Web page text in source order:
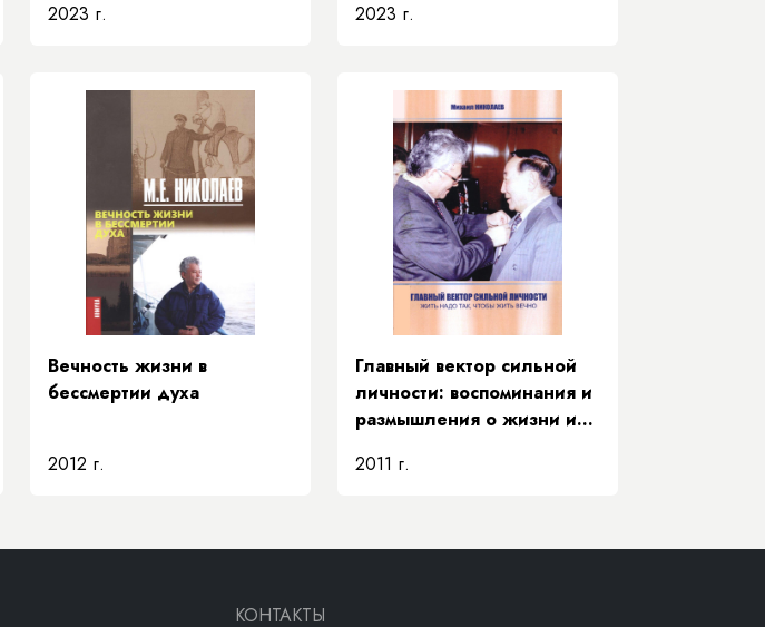
ОБРАЗОВАНИЯ
2023 г. 2023 г.
Вечность жизни в
бессмертии духа
2012 г.
Главный вектор сильной
личности: воспоминания и
размышления о жизни и
Кычкина
2011 г.
КОНТАКТЫ